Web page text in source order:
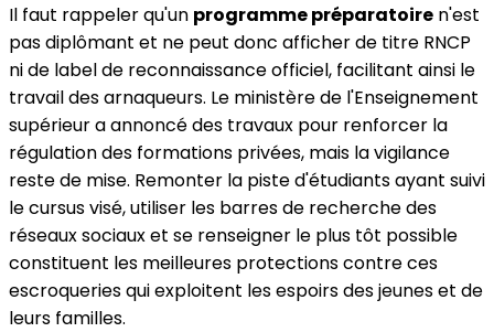
Il faut rappeler qu'un programme préparatoire n'est
pas diplômant et ne peut donc afficher de titre RNCP
ni de label de reconnaissance officiel, facilitant ainsi le
travail des arnaqueurs. Le ministère de l'Enseignement
supérieur a annoncé des travaux pour renforcer la
régulation des formations privées, mais la vigilance
reste de mise. Remonter la piste d'étudiants ayant suivi
le cursus visé, utiliser les barres de recherche des
réseaux sociaux et se renseigner le plus tôt possible
constituent les meilleures protections contre ces
escroqueries qui exploitent les espoirs des jeunes et de
leurs familles.